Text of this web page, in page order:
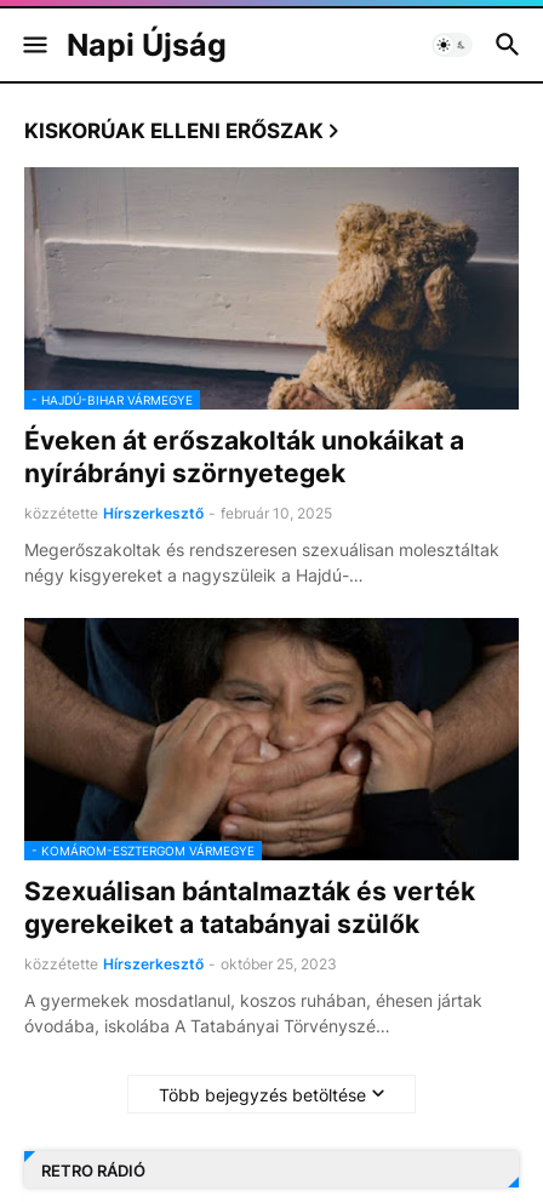
Napi Újság
KISKORÚAK ELLENI ERŐSZAK
- HAJDÚ-BIHAR VÁRMEGYE
Éveken át erőszakolták unokáikat a
nyírábrányi szörnyetegek
közzétette Hírszerkesztő - február 10, 2025
Megerőszakoltak és rendszeresen szexuálisan molesztáltak
négy kisgyereket a nagyszüleik a Hajdú-…
- KOMÁROM-ESZTERGOM VÁRMEGYE
Szexuálisan bántalmazták és verték
gyerekeiket a tatabányai szülők
közzétette Hírszerkesztő - október 25, 2023
A gyermekek mosdatlanul, koszos ruhában, éhesen jártak
óvodába, iskolába A Tatabányai Törvényszé…
Több bejegyzés betöltése
RETRO RÁDIÓ